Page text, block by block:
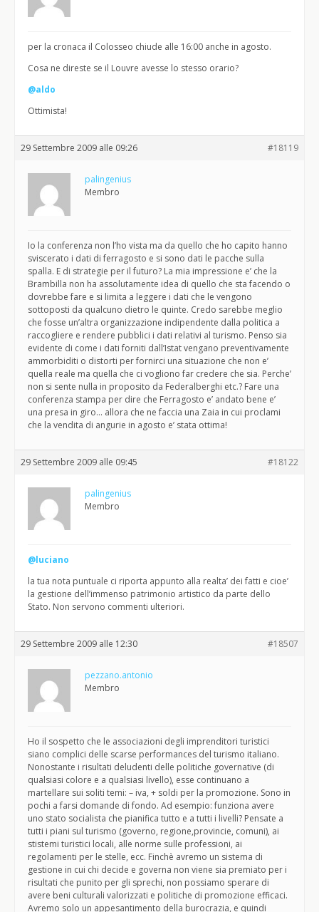
per la cronaca il Colosseo chiude alle 16:00 anche in agosto.
Cosa ne direste se il Louvre avesse lo stesso orario?
@aldo
Ottimista!
29 Settembre 2009 alle 09:26 #18119
palingenius
Membro
Io la conferenza non l’ho vista ma da quello che ho capito hanno
sviscerato i dati di ferragosto e si sono dati le pacche sulla
spalla. E di strategie per il futuro? La mia impressione e’ che la
Brambilla non ha assolutamente idea di quello che sta facendo o
dovrebbe fare e si limita a leggere i dati che le vengono
sottoposti da qualcuno dietro le quinte. Credo sarebbe meglio
che fosse un’altra organizzazione indipendente dalla politica a
raccogliere e rendere pubblici i dati relativi al turismo. Penso sia
evidente di come i dati forniti dall’Istat vengano preventivamente
ammorbiditi o distorti per fornirci una situazione che non e’
quella reale ma quella che ci vogliono far credere che sia. Perche’
non si sente nulla in proposito da Federalberghi etc.? Fare una
conferenza stampa per dire che Ferragosto e’ andato bene e’
una presa in giro… allora che ne faccia una Zaia in cui proclami
che la vendita di angurie in agosto e’ stata ottima!
29 Settembre 2009 alle 09:45 #18122
palingenius
Membro
@luciano
la tua nota puntuale ci riporta appunto alla realta’ dei fatti e cioe’
la gestione dell’immenso patrimonio artistico da parte dello
Stato. Non servono commenti ulteriori.
29 Settembre 2009 alle 12:30 #18507
pezzano.antonio
Membro
Ho il sospetto che le associazioni degli imprenditori turistici
siano complici delle scarse performances del turismo italiano.
Nonostante i risultati deludenti delle politiche governative (di
qualsiasi colore e a qualsiasi livello), esse continuano a
martellare sui soliti temi: – iva, + soldi per la promozione. Sono in
pochi a farsi domande di fondo. Ad esempio: funziona avere
uno stato socialista che pianifica tutto e a tutti i livelli? Pensate a
tutti i piani sul turismo (governo, regione,provincie, comuni), ai
stistemi turistici locali, alle norme sulle professioni, ai
regolamenti per le stelle, ecc. Finchè avremo un sistema di
gestione in cui chi decide e governa non viene sia premiato per i
risultati che punito per gli sprechi, non possiamo sperare di
avere beni culturali valorizzati e politiche di promozione efficaci.
Avremo solo un appesantimento della burocrazia, e quindi